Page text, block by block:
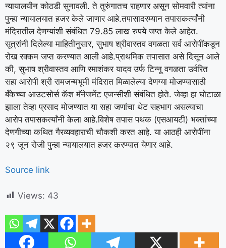
न्यायालयीन कोठडी सुनावली. ते तुरुंगातच राहणार असून सोमवारी त्यांना
पुन्हा न्यायालयात हजर केले जाणार आहे.तपासादरम्यान तपासकर्त्यांनी
मंदिरातील देणग्यांशी संबंधित 79.85 लाख रुपये जप्त केले आहेत.
सूत्रांनी दिलेल्या माहितीनुसार, सुभाष श्रीवास्तव वगळता सर्व आरोपींकडून
रोख रक्कम जप्त करण्यात आली आहे.प्राथमिक तपासात असे दिसून आले
की, सुभाष श्रीवास्तव आणि रमाशंकर यादव उर्फ ​​टिन्नू वगळता उर्वरित
सहा आरोपी श्री रामजन्मभूमी मंदिरात मिळालेल्या देणग्या मोजण्यासाठी
बँकेच्या आउटसोर्स कॅश मॅनेजमेंट एजन्सीशी संबंधित होते.जेव्हा हा घोटाळा
झाला तेव्हा प्रसाद मोजण्यात या सहा जणांचा थेट सहभाग असल्याचा
आरोप तपासकर्त्यांनी केला आहे.विशेष तपास पथक (एसआयटी) भक्तांच्या
देणगीच्या कथित गैरव्यवहाराची चौकशी करत आहे. या आठही आरोपींना
२९ जून रोजी पुन्हा न्यायालयात हजर करण्यात येणार आहे.
Source link
Views: 43